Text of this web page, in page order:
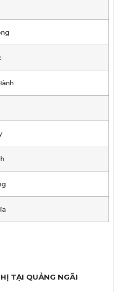
TẠI QUẢNG NGÃI